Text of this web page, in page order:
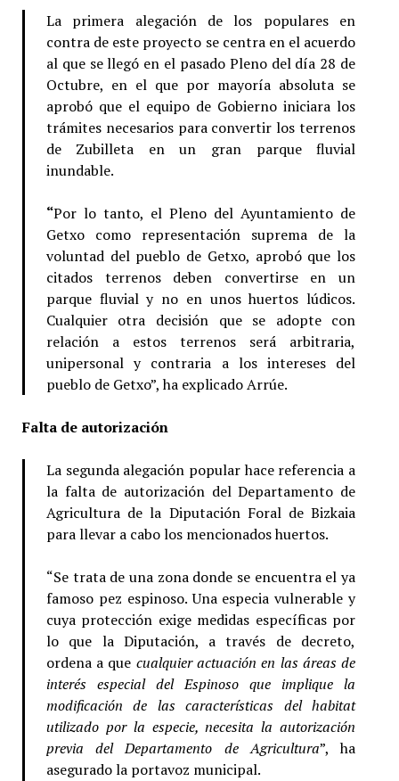
La primera alegación de los populares en
contra de este proyecto se centra en el acuerdo
al que se llegó en el pasado Pleno del día 28 de
Octubre, en el que por mayoría absoluta se
aprobó que el equipo de Gobierno iniciara los
trámites necesarios para convertir los terrenos
de Zubilleta en un gran parque fluvial
inundable.
“Por lo tanto, el Pleno del Ayuntamiento de
Getxo como representación suprema de la
voluntad del pueblo de Getxo, aprobó que los
citados terrenos deben convertirse en un
parque fluvial y no en unos huertos lúdicos.
Cualquier otra decisión que se adopte con
relación a estos terrenos será arbitraria,
unipersonal y contraria a los intereses del
pueblo de Getxo”, ha explicado Arrúe.
Falta de autorización
La segunda alegación popular hace referencia a
la falta de autorización del Departamento de
Agricultura de la Diputación Foral de Bizkaia
para llevar a cabo los mencionados huertos.
“Se trata de una zona donde se encuentra el ya
famoso pez espinoso. Una especia vulnerable y
cuya protección exige medidas específicas por
lo que la Diputación, a través de decreto,
ordena a que cualquier actuación en las áreas de
interés especial del Espinoso que implique la
modificación de las características del habitat
utilizado por la especie, necesita la autorización
previa del Departamento de Agricultura”, ha
asegurado la portavoz municipal.